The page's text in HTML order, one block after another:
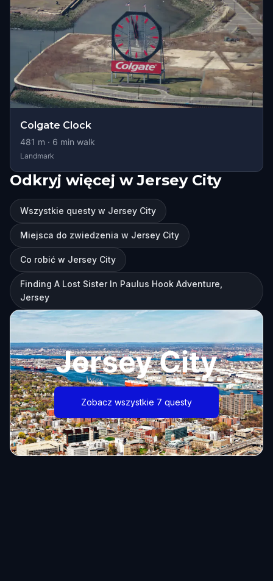
Colgate Clock
481 m · 6 min walk
Landmark
Odkryj więcej w Jersey City
Wszystkie questy w Jersey City
Miejsca do zwiedzenia w Jersey City
Co robić w Jersey City
Finding A Lost Sister In Paulus Hook Adventure,
Jersey
Jersey City
Zobacz wszystkie 7 questy